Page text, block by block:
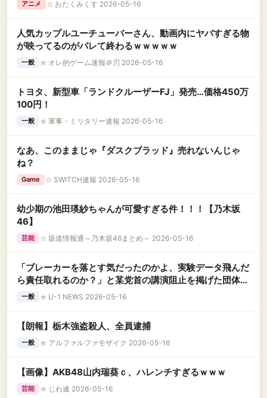
アニメ ☆ おたくみくす 2026-05-16
人気カップルユーチューバーさん、動画内にヤバすぎる物
が映ってるのがバレて終わるｗｗｗｗｗ
一般 ★ オレ的ゲーム速報＠刃 2026-05-16
トヨタ、新型車「ランドクルーザーFJ」発売…価格450万
100円！
一般 ★ 軍事・ミリタリー速報 2026-05-16
なあ、このままじゃ『ダスクブラッド』売れないんじゃ
ね？
Game ☆ SWITCH速報 2026-05-16
幼少期の池田瑛紗ちゃんが可愛すぎる件！！！【乃木坂
46】
芸能 ☆ 坂道情報通～乃木坂46まとめ～ 2026-05-16
「ブレーカーを落とす気だったのかよ、実験データ飛んだ
ら責任取れるのか？」と某党首の講演阻止を掲げた団体の
やり方に周囲騒然、ほぼ間違いなく東大の外部からの妨害
一般 ★ U-1 NEWS 2026-05-16
【朗報】栃木強盗殺人、全員逮捕
一般 ★ アルファルファモザイク 2026-05-16
【画像】AKB48山内瑞葵ｃ、ハレンチすぎるｗｗｗ
芸能 ★ じわ速 2026-05-16